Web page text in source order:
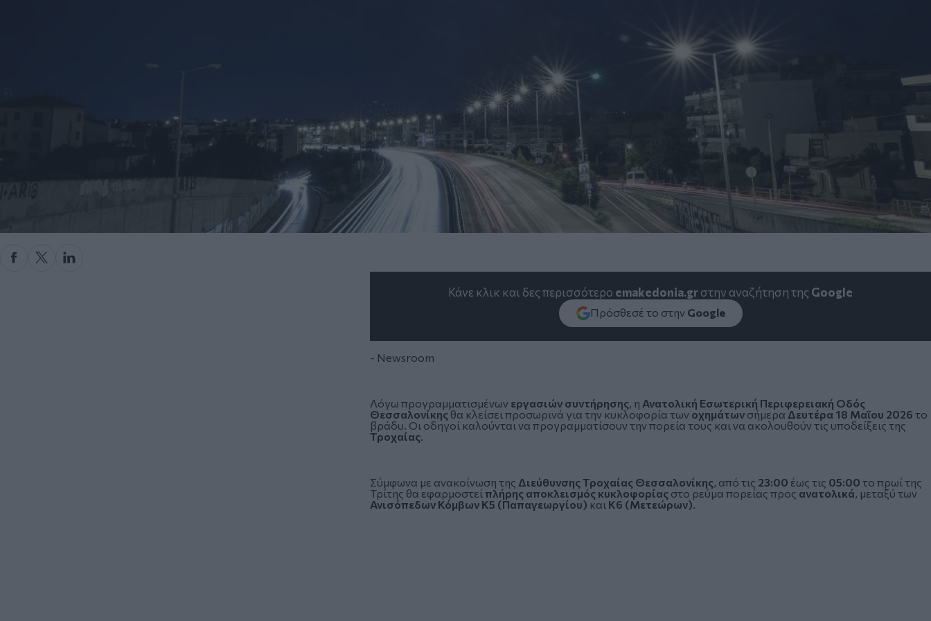
Κάνε κλικ και δες περισσότερο emakedonia.grστην αναζήτηση της Google
Πρόσθεσέ το στην Google
- Newsroom
Λόγω προγραμματισμένων εργασιών συντήρησης , η Ανατολική Εσωτερική Περιφερειακή Οδός
Θεσσαλονίκηςθα κλείσει προσωρινά για την κυκλοφορία των οχημάτων σήμερα Δευτέρα 18 Μαΐου 2026 το
βράδυ. Οι οδηγοί καλούνται να προγραμματίσουν την πορεία τους και να ακολουθούν τις υποδείξεις της
Τροχαίας
Σύμφωνα με ανακοίνωση της Διεύθυνσης Τροχαίας Θεσσαλονίκης , από τις 23:00 έως τις 05:00 το πρωί της
Τρίτης θα εφαρμοστεί πλήρης αποκλεισμός κυκλοφορίας στο ρεύμα πορείας προς ανατολικά , μεταξύ των
Ανισόπεδων Κόμβων Κ5 (Παπαγεωργίου) και Κ6 (Μετεώρων).